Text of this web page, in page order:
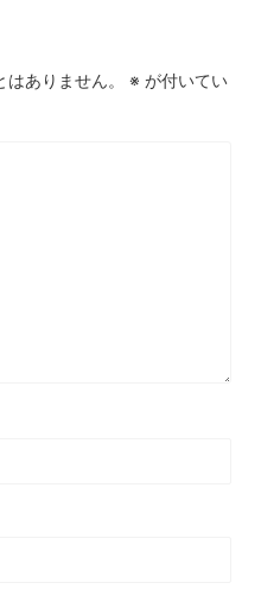
ありません。 ※ が付いてい